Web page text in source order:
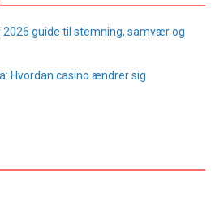
2026 guide til stemning, samvær og
Hvordan casino ændrer sig